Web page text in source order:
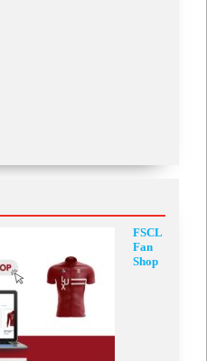
FSCL
Fan
Shop